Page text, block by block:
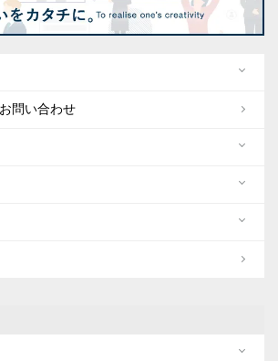
問い合わせ